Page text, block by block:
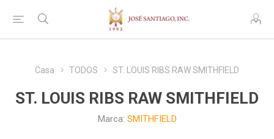
Casa TODOS ST. LOUIS RIBS RAW SMITHFIELD
ST. LOUIS RIBS RAW SMITHFIELD
Marca: SMITHFIELD